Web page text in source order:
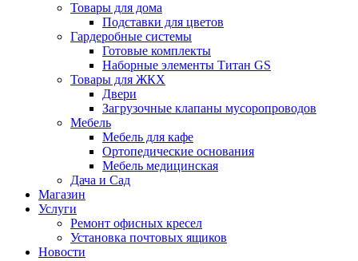
Товары для дома
Подставки для цветов
Гардеробные системы
Готовые комплекты
Наборные элементы Титан GS
Товары для ЖКХ
Двери
Загрузочные клапаны мусоропроводов
Мебель
Мебель для кафе
Ортопедические основания
Мебель медицинская
Дача и Сад
Магазин
Услуги
Ремонт офисных кресел
Установка почтовых ящиков
Новости